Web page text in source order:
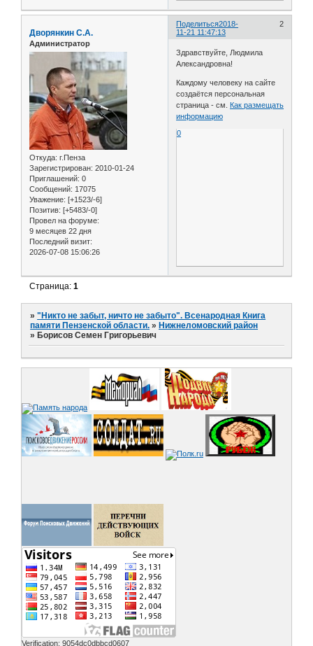
Поделиться 2
2018-
11-21 11:47:13
Дворянкин С.А.
Администратор
Откуда: г.Пенза
Зарегистрирован: 2010-01-24
Приглашений: 0
Сообщений: 17075
Уважение: [+1523/-6]
Позитив: [+5483/-0]
Провел на форуме:
9 месяцев 22 дня
Последний визит:
2026-07-08 15:06:26
Здравствуйте, Людмила
Александровна!
Каждому человеку на сайте
создаётся персональная
страница - см.
Как размещать
информацию
0
Страница:1
»"Никто не забыт, ничто не забыто". Всенародная Книга
памяти Пензенской области. »Нижнеломовский район
»Борисов Семен Григорьевич
Verification: 9054dc0dbbcd0607